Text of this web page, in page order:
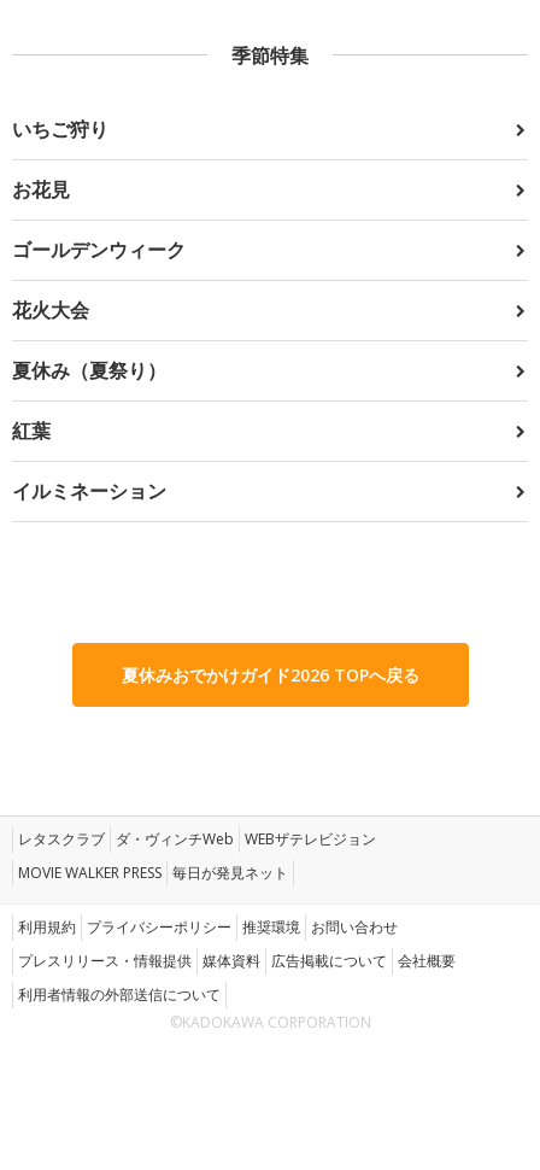
季節特集
いちご狩り
お花見
ゴールデンウィーク
花火大会
夏休み（夏祭り）
紅葉
イルミネーション
夏休みおでかけガイド2026 TOPへ戻る
レタスクラブ ダ・ヴィンチWeb WEBザテレビジョン
MOVIE WALKER PRESS 毎日が発見ネット
利用規約 プライバシーポリシー 推奨環境 お問い合わせ
プレスリリース・情報提供 媒体資料 広告掲載について 会社概要
利用者情報の外部送信について
©KADOKAWA CORPORATION